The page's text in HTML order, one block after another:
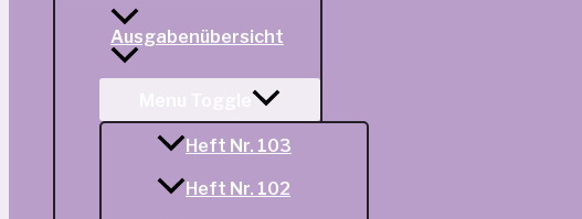
Ausgabenübersicht
Heft Nr. 103
Heft Nr. 102